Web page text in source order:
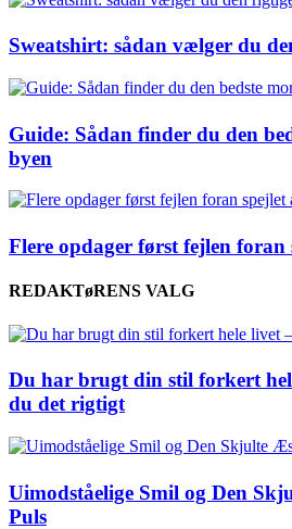
Sweatshirt: sådan vælger du
Guide: Sådan finder du den
byen
Flere opdager først fejlen foran
REDAKTøRENS VALG
Du har brugt din stil forkert
du det rigtigt
Uimodståelige Smil og Den
Puls